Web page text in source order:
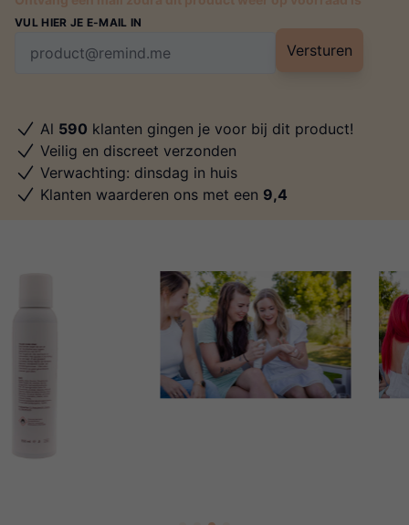
VUL HIER JE E-MAIL IN
Versturen
Al 590 klanten gingen je voor bij dit product!
Veilig en discreet verzonden
Verwachting: dinsdag in huis
Klanten waarderen ons met een 9,4